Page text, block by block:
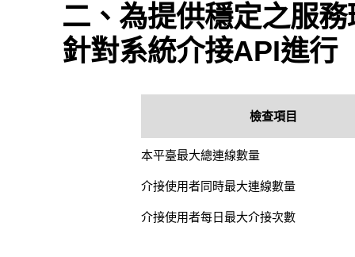
二、為提供穩定之服
針對系統介接API進行
檢查項目
本平臺最大總連線數量
介接使用者同時最大連線數量
介接使用者每日最大介接次數